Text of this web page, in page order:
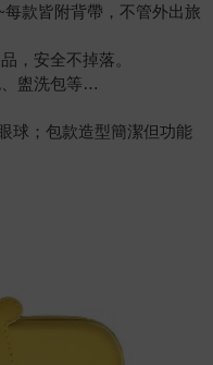
款皆附背帶，不管外出旅
，安全不掉落。
、盥洗包等…
球；包款造型簡潔但功能